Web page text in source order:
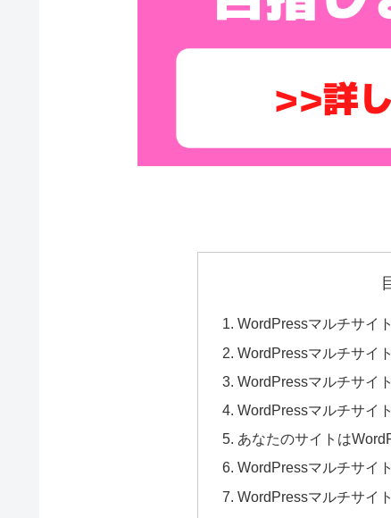
WordPressマルチサイ
WordPressマルチサイ
WordPressマルチサイ
WordPressマルチサイ
あなたのサイトは
WordPressマルチサイ
WordPressマルチサイ